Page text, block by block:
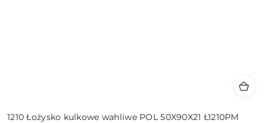
1210 Łożysko kulkowe wahliwe POL 50X90X21 Ł1210PM